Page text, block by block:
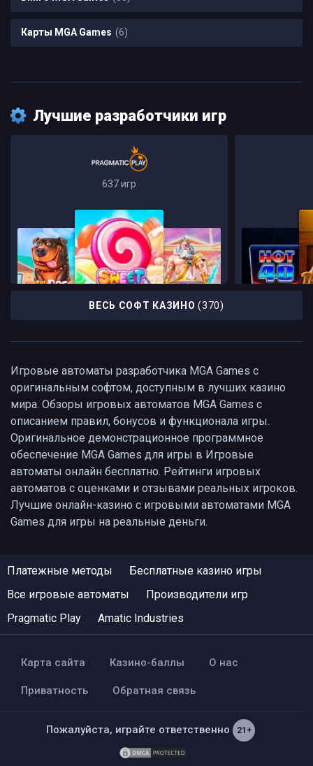
Карты MGA Games (6)
Лучшие разработчики игр
637 игр
ВЕСЬ СОФТ КАЗИНО(370)
Игровые автоматы разработчика MGA Games с
оригинальным софтом, доступным в лучших казино
мира. Обзоры игровых автоматов MGA Games с
описанием правил, бонусов и функционала игры.
Оригинальное демонстрационное программное
обеспечение MGA Games для игры в Игровые
автоматы онлайн бесплатно. Рейтинги игровых
автоматов с оценками и отзывами реальных игроков.
Лучшие онлайн-казино с игровыми автоматами MGA
Games для игры на реальные деньги.
Платежные методы
Бесплатные казино игры
Все игровые автоматы
Производители игр
Pragmatic Play
Amatic Industries
Карта сайта Казино-баллы О нас
Приватность Обратная связь
Пожалуйста, играйте ответственно 21+